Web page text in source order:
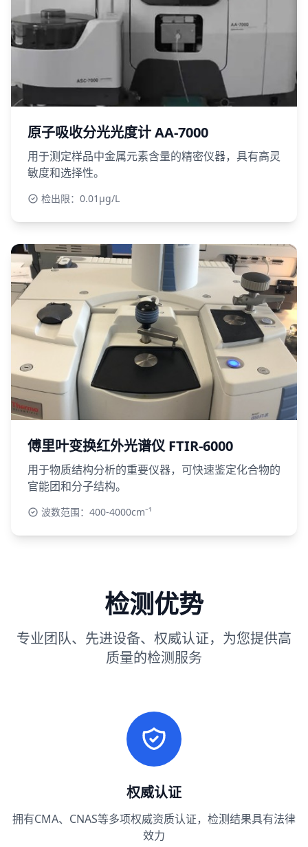
原子吸收分光光度计 AA-7000
用于测定样品中金属元素含量的精密仪器，具有高灵
敏度和选择性。
检出限：0.01μg/L
傅里叶变换红外光谱仪 FTIR-6000
用于物质结构分析的重要仪器，可快速鉴定化合物的
官能团和分子结构。
波数范围：400-4000cm⁻¹
检测优势
专业团队、先进设备、权威认证，为您提供高
质量的检测服务
权威认证
拥有CMA、CNAS等多项权威资质认证，检测结果具有法律
效力